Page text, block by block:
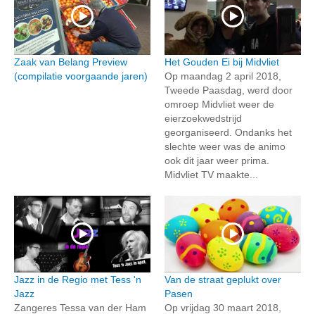
Zaak van Belang Preview
(compilatie voorgaande jaren)
Het Gouden Ei bij Midvliet
Op maandag 2 april 2018,
Tweede Paasdag, werd door
omroep Midvliet weer de
eierzoekwedstrijd
georganiseerd. Ondanks het
slechte weer was de animo
ook dit jaar weer prima.
Midvliet TV maakte...
Jazz in de Regio met Tess 'n
Jazz
Zangeres Tessa van der Ham
Van de straat geplukt over
Pasen
Op vrijdag 30 maart 2018,